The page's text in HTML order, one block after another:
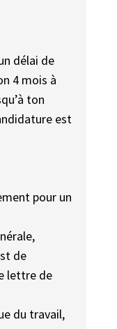
délai de
4 mois à
ton
est
pour un
de
lettre de
du travail,